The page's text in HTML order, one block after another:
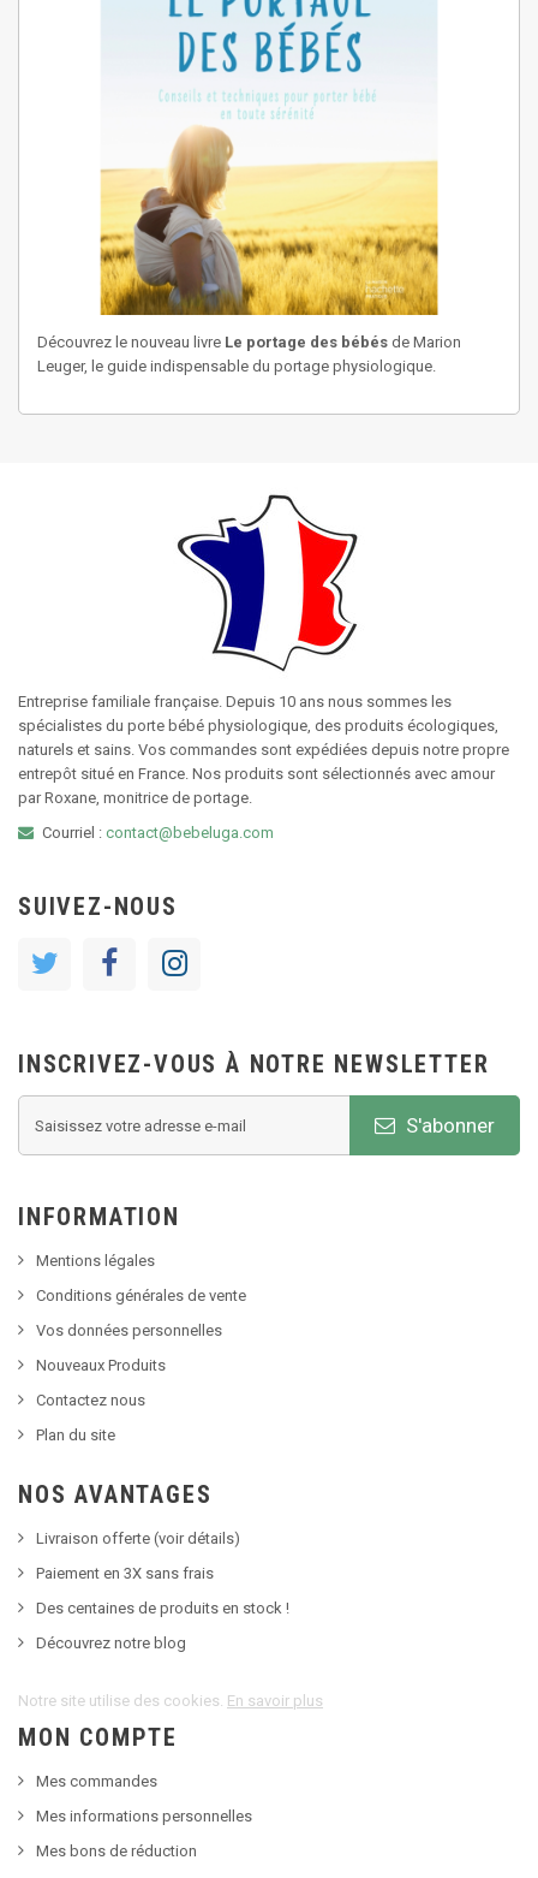
Découvrez le nouveau livre Le portage des bébés de Marion
Leuger, le guide indispensable du portage physiologique.
Entreprise familiale française. Depuis 10 ans nous sommes les
spécialistes du porte bébé physiologique, des produits écologiques,
naturels et sains. Vos commandes sont expédiées depuis notre propre
entrepôt situé en France. Nos produits sont sélectionnés avec amour
par Roxane, monitrice de portage.
Courriel : contact@bebeluga.com
SUIVEZ-NOUS
INSCRIVEZ-VOUS À NOTRE NEWSLETTER
S'abonner
INFORMATION
Mentions légales
Conditions générales de vente
Vos données personnelles
Nouveaux Produits
Contactez nous
Plan du site
NOS AVANTAGES
Livraison offerte (voir détails)
Paiement en 3X sans frais
Des centaines de produits en stock !
Découvrez notre blog
Notre site utilise des cookies. En savoir plus
MON COMPTE
Mes commandes
Mes informations personnelles
Mes bons de réduction